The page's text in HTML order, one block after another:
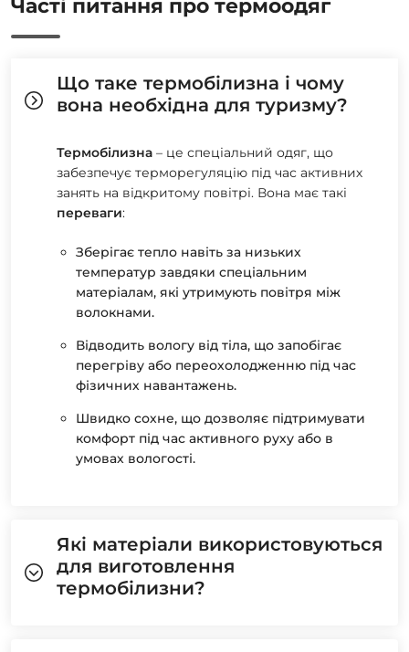
Часті питання про термоодяг
Що таке термобілизна і чому
вона необхідна для туризму?
Термобілизна – це спеціальний одяг, що
забезпечує терморегуляцію під час активних
занять на відкритому повітрі. Вона має такі
переваги:
Зберігає тепло навіть за низьких
температур завдяки спеціальним
матеріалам, які утримують повітря між
волокнами.
Відводить вологу від тіла, що запобігає
перегріву або переохолодженню під час
фізичних навантажень.
Швидко сохне, що дозволяє підтримувати
комфорт під час активного руху або в
умовах вологості.
Які матеріали використовуються
для виготовлення
термобілизни?